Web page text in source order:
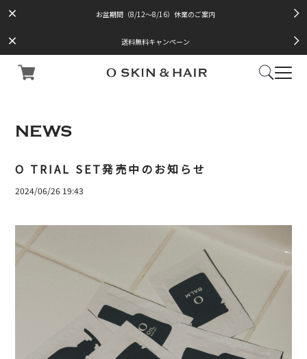
お盆期間（8/12～8/16）休業のご案内
送料無料キャンペーン
NEWS
O TRIAL SET発売中のお知らせ
2024/06/26 19:43